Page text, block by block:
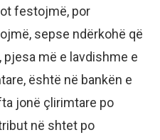
festojmë, por
sepse ndërkohë që
më e lavdishme e
është në bankën e
jonë çlirimtare po
në shtet po